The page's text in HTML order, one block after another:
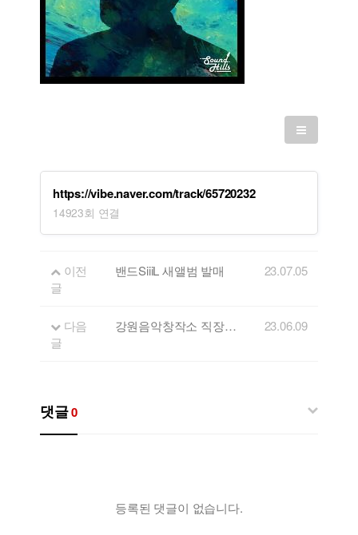
https://vibe.naver.com/track/65720232
14923회 연결
이전
글
밴드SiiiL 새앨범 발매 23.07.05
다음
글
강원음악창작소 직장인밴드연합공연 제5회 모두모여Rock 페스티벌 23.06.09
댓글0
등록된 댓글이 없습니다.